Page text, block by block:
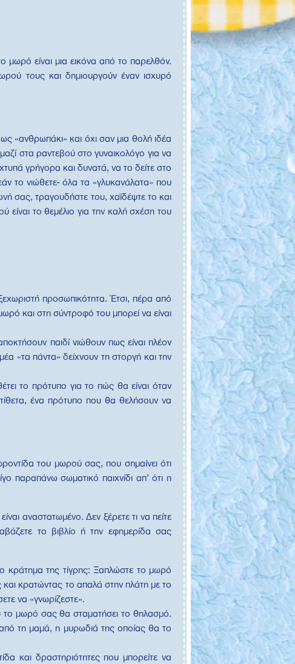
είναι μια εικόνα από το παρελθόν.
τους και δημιουργούν έναν ισχυρό
«ανθρωπάκι» και όχι σαν μια θολή ιδέα
στα ραντεβού στο γυναικολόγο για να
γρήγορα και δυνατά, να το δείτε στο
το νιώθετε- όλα τα «γλυκανάλατα» που
σας, τραγουδήστε του, χαϊδέψτε το και
το θεμέλιο για την καλή σχέση του
προσωπικότητα. Έτσι, πέρα από
και στη σύντροφό του μπορεί να είναι
παιδί νιώθουν πως είναι πλέον
«τα πάντα» δείχνουν τη στοργή και την
το πρότυπο για το πώς θα είναι όταν
ένα πρότυπο που θα θελήσουν να
του μωρού σας, που σημαίνει ότι
παραπάνω σωματικό παιχνίδι απ’ ότι η
αναστατωμένο. Δεν ξέρετε τι να πείτε
το βιβλίο ή την εφημερίδα σας
κράτημα της τίγρης: Ξαπλώστε το μωρό
κρατώντας το απαλά στην πλάτη με το
να «γνωρίζεστε».
μωρό σας θα σταματήσει το θηλασμό.
από τη μαμά, η μυρωδιά της οποίας θα το
και δραστηριότητες που μπορείτε να